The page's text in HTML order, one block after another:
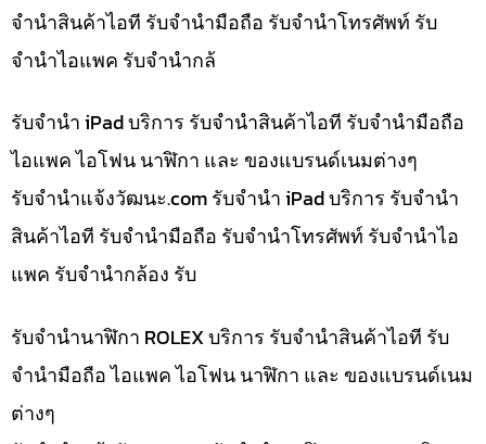
จำนำสินค้าไอที รับจำนำมือถือ รับจำนำโทรศัพท์ รับ
จำนำไอแพค รับจำนำกล้
รับจำนำ iPad บริการ รับจำนำสินค้าไอที รับจำนำมือถือ
ไอแพค ไอโฟน นาฬิกา และ ของแบรนด์เนมต่างๆ
รับจํานําแจ้งวัฒนะ.com รับจำนำ iPad บริการ รับจำนำ
สินค้าไอที รับจำนำมือถือ รับจำนำโทรศัพท์ รับจำนำไอ
แพค รับจำนำกล้อง รับ
รับจำนำนาฬิกา ROLEX บริการ รับจำนำสินค้าไอที รับ
จำนำมือถือ ไอแพค ไอโฟน นาฬิกา และ ของแบรนด์เนม
ต่างๆ